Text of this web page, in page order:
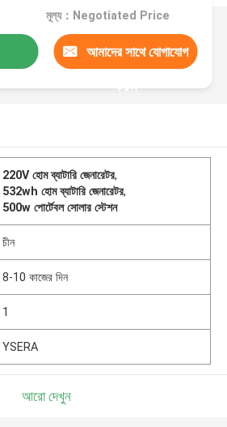
মূল্য：Negotiated Price
আমাদের সাথে যোগাযোগ
করুন
220V হোম ব্যাটারি জেনারেটর,
532wh হোম ব্যাটারি জেনারেটর,
500w পোর্টেবল সোলার স্টেশন
চীন
8-10 কাজের দিন
1
YSERA
আরো দেখুন